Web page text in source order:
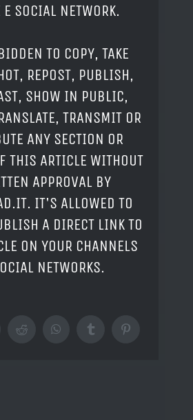
SOCIAL NETWORK.
TO COPY, TAKE
REPOST, PUBLISH,
SHOW IN PUBLIC,
TRANSMIT OR
ANY SECTION OR
THIS ARTICLE WITHOUT
APPROVAL BY
IT'S ALLOWED TO
A DIRECT LINK TO
ON YOUR CHANNELS
NETWORKS.
RedditWhatsAppTumblrPinterest